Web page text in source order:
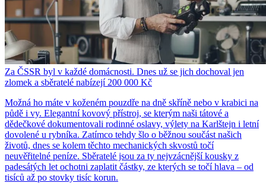
Za ČSSR byl v každé domácnosti. Dnes už se jich dochoval jen
zlomek a sběratelé nabízejí 200 000 Kč
Možná ho máte v koženém pouzdře na dně skříně nebo v krabici na
půdě i vy. Elegantní kovový přístroj, se kterým naši tátové a
dědečkové dokumentovali rodinné oslavy, výlety na Karlštejn i letní
dovolené u rybníka. Zatímco tehdy šlo o běžnou součást našich
životů, dnes se kolem těchto mechanických skvostů točí
neuvěřitelné peníze. Sběratelé jsou za ty nejvzácnější kousky z
padesátých let ochotni zaplatit částky, ze kterých se točí hlava – od
tisíců až po stovky tisíc korun.